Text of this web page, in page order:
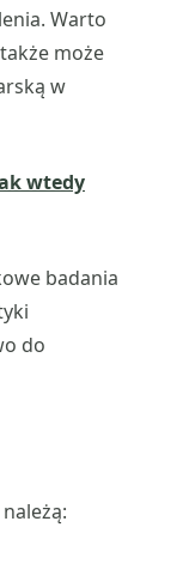
Warto
może
w
wtedy
badania
do